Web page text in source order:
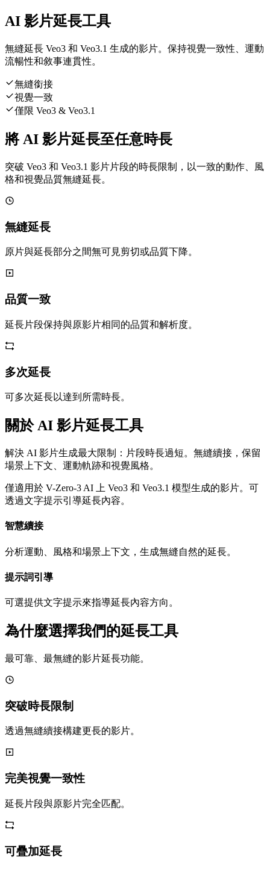
AI 影片延長工具
無縫延長 Veo3 和 Veo3.1 生成的影片。保持視覺一致性、運動
流暢性和敘事連貫性。
無縫銜接
視覺一致
僅限 Veo3 & Veo3.1
將 AI 影片延長至任意時長
突破 Veo3 和 Veo3.1 影片片段的時長限制，以一致的動作、風
格和視覺品質無縫延長。
無縫延長
原片與延長部分之間無可見剪切或品質下降。
品質一致
延長片段保持與原影片相同的品質和解析度。
多次延長
可多次延長以達到所需時長。
關於 AI 影片延長工具
解決 AI 影片生成最大限制：片段時長過短。無縫續接，保留
場景上下文、運動軌跡和視覺風格。
僅適用於 V-Zero-3 AI 上 Veo3 和 Veo3.1 模型生成的影片。可
透過文字提示引導延長內容。
智慧續接
分析運動、風格和場景上下文，生成無縫自然的延長。
提示詞引導
可選提供文字提示來指導延長內容方向。
為什麼選擇我們的延長工具
最可靠、最無縫的影片延長功能。
突破時長限制
透過無縫續接構建更長的影片。
完美視覺一致性
延長片段與原影片完全匹配。
可疊加延長